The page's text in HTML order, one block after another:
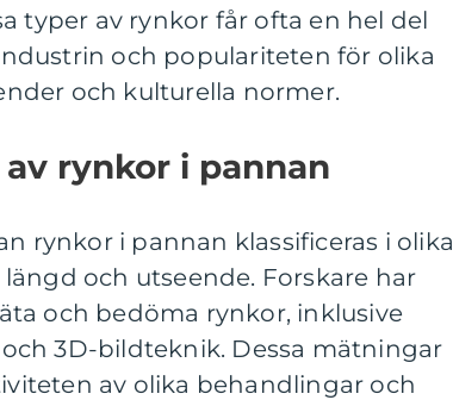
typer av rynkor får ofta en hel del
och populariteten för olika
och kulturella normer.
rynkor i pannan
rynkor i pannan klassificeras i olika
och utseende. Forskare har
och bedöma rynkor, inklusive
3D-bildteknik. Dessa mätningar
av olika behandlingar och